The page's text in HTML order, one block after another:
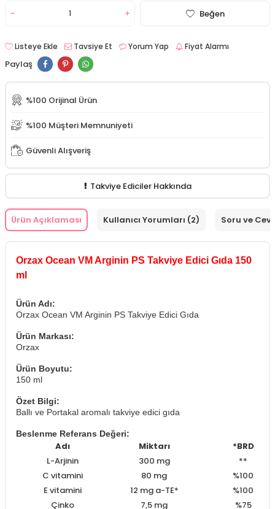
Beğen
Listeye Ekle Tavsiye Et Yorum Yap Fiyat Alarmı
Paylaş
%100 Orijinal Ürün
%100 Müşteri Memnuniyeti
Güvenli Alışveriş
Takviye Ediciler Hakkında
Ürün Açıklaması Kullanıcı Yorumları (2) Soru ve
Orzax Ocean VM Arginin PS Takviye Edici Gıda 150
ml
Ürün Adı:
Orzax Ocean VM Arginin PS Takviye Edici Gıda
Ürün Markası:
Orzax
Ürün Boyutu:
150 ml
Özet Bilgi:
Ballı ve Portakal aromalı takviye edici gıda
Beslenme Referans Değeri:
Adı Miktarı
*BRD
L-Arjinin
300 mg
**
C vitamini
80 mg
%100
E vitamini
12 mg a-TE*
%100
Çinko
7,5 mg %75